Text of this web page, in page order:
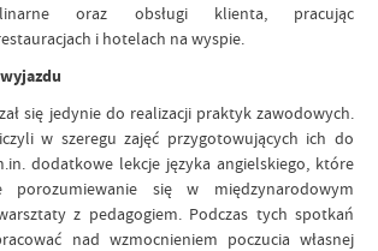
oraz obsługi klienta, pracując
i hotelach na wyspie.
się jedynie do realizacji praktyk zawodowych.
w szeregu zajęć przygotowujących ich do
dodatkowe lekcje języka angielskiego, które
porozumiewanie się w międzynarodowym
z pedagogiem. Podczas tych spotkań
nad wzmocnieniem poczucia własnej